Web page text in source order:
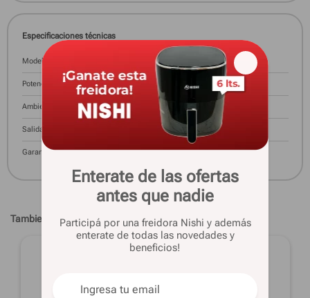
Enterate de las ofertas
antes que nadie
Participá por una freidora Nishi y además
enterate de todas las novedades y
beneficios!
Especificaciones técnicas
Modelo AUSTRAL 9000
Potencia 9000 Cal
Ambiente A Climatizar 90 m2
Salida De Humo
Garantía 12 meses
Tambien te pueden interesar